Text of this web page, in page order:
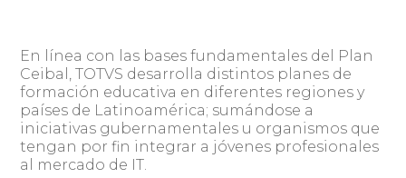
En línea con las bases fundamentales del Plan
Ceibal, TOTVS desarrolla distintos planes de
formación educativa en diferentes regiones y
países de Latinoamérica; sumándose a
iniciativas gubernamentales u organismos que
tengan por fin integrar a jóvenes profesionales
al mercado de IT.